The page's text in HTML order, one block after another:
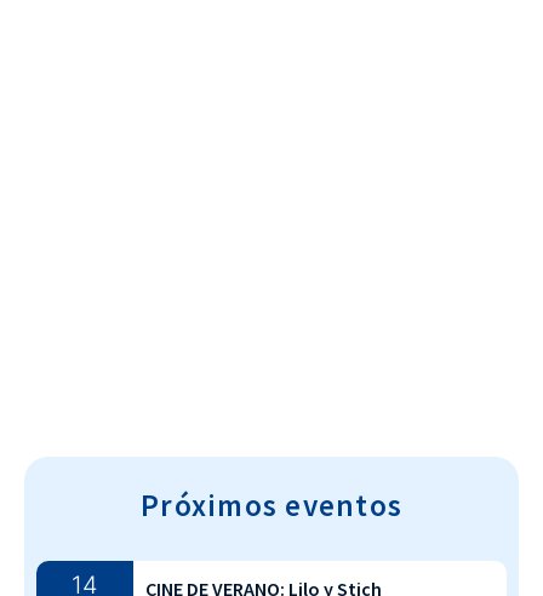
Próximos eventos
14 CINE DE VERANO: Lilo y Stich